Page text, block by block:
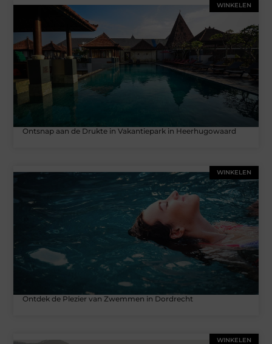
WINKELEN
Ontsnap aan de Drukte in Vakantiepark in Heerhugowaard
WINKELEN
Ontdek de Plezier van Zwemmen in Dordrecht
WINKELEN